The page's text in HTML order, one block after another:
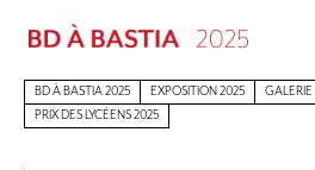
BD À BASTIA 2025 EXPOSITION 2025
PRIX DES LYCÉENS 2025